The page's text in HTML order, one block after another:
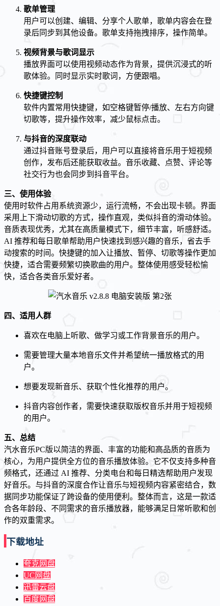
歌单管理
用户可以创建、编辑、分享个人歌单，歌单内容会在登
录后同步到其他设备。歌单支持拖拽排序，操作简单。
视频背景与歌词显示
播放界面可以使用视频动态作为背景，提供沉浸式的听
歌体验。同时显示实时歌词，方便跟唱。
快捷键控制
软件内置常用快捷键，如空格键暂停/播放、左右方向键
切歌等，提升操作效率，减少鼠标点击。
与抖音的深度联动
通过抖音账号登录后，用户可以直接将音乐用于短视频
创作，发布后还能获取收益。音乐收藏、点赞、评论等
社交行为也会同步到抖音平台。
三、使用体验
使用时软件占用系统资源少，运行流畅，不会出现卡顿。界面
采用上下滑动切歌的方式，操作直观，类似抖音的滑动体验。
音质表现优秀，尤其在高质量模式下，细节丰富，听感舒适。
AI 推荐和每日歌单帮助用户快速找到感兴趣的音乐，省去手
动搜索的时间。快捷键的加入让播放、暂停、切歌等操作更加
快捷，适合需要频繁切换歌曲的用户。整体使用感受轻松愉
快，适合各类音乐爱好者。
四、适用人群
喜欢在电脑上听歌、做学习或工作背景音乐的用户。
需要管理大量本地音乐文件并希望统一播放格式的用
户。
想要发现新音乐、获取个性化推荐的用户。
抖音内容创作者，需要快速获取版权音乐并用于短视频
的用户。
五、总结
汽水音乐PC版以简洁的界面、丰富的功能和高品质的音质为
核心，为用户提供全方位的音乐播放体验。它不仅支持多种音
频格式，还通过 AI 推荐、分类电台和每日精选帮助用户发现
好音乐。与抖音的深度合作让音乐与短视频内容紧密结合，数
据同步功能保证了跨设备的使用便利。整体而言，这是一款适
合各年龄段、不同需求的音乐播放器，能够满足日常听歌和创
作的双重需求。
下载地址
夸克网盘
UC网盘
迅雷云盘
百度网盘